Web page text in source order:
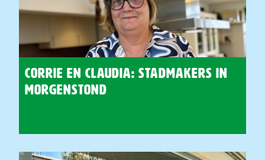
Corrie en Claudia: Stadmakers in
Morgenstond